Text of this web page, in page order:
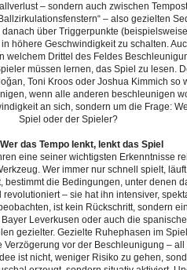
– sondern auch zwischen
– also gezielten
danach über Triggerpunkte
höhere Geschwindigkeit zu schalten.
welchem Drittel des Feldes
müssen lernen, das Spiel zu lesen.
Toni Kroos oder Joshua Kimmich so
wenn alle anderen beschleunigen
an sich, sondern um die Frage:
Spiel oder der Spieler?
das Tempo lenkt, lenkt das Spiel
eine seiner wichtigsten Erkenntnisse
Wer immer nur schnell spielt,
bestimmt die Bedingungen, unter denen
– sie hat ihn intensiver,
ist kein Rückschritt, sondern
Leverkusen oder auch die
gezielter. Gezielte Ruhephasen im
vor der Beschleunigung –
ist nicht, weniger Risiko zu gehen,